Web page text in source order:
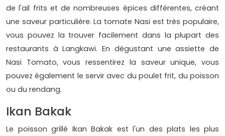
de l'ail frits et de nombreuses épices différentes, créant
une saveur particulière. La tomate Nasi est très populaire,
vous pouvez la trouver facilement dans la plupart des
restaurants à Langkawi. En dégustant une assiette de
Nasi Tomato, vous ressentirez la saveur unique, vous
pouvez également le servir avec du poulet frit, du poisson
ou du rendang.
Ikan Bakak
Le poisson grillé Ikan Bakak est l'un des plats les plus